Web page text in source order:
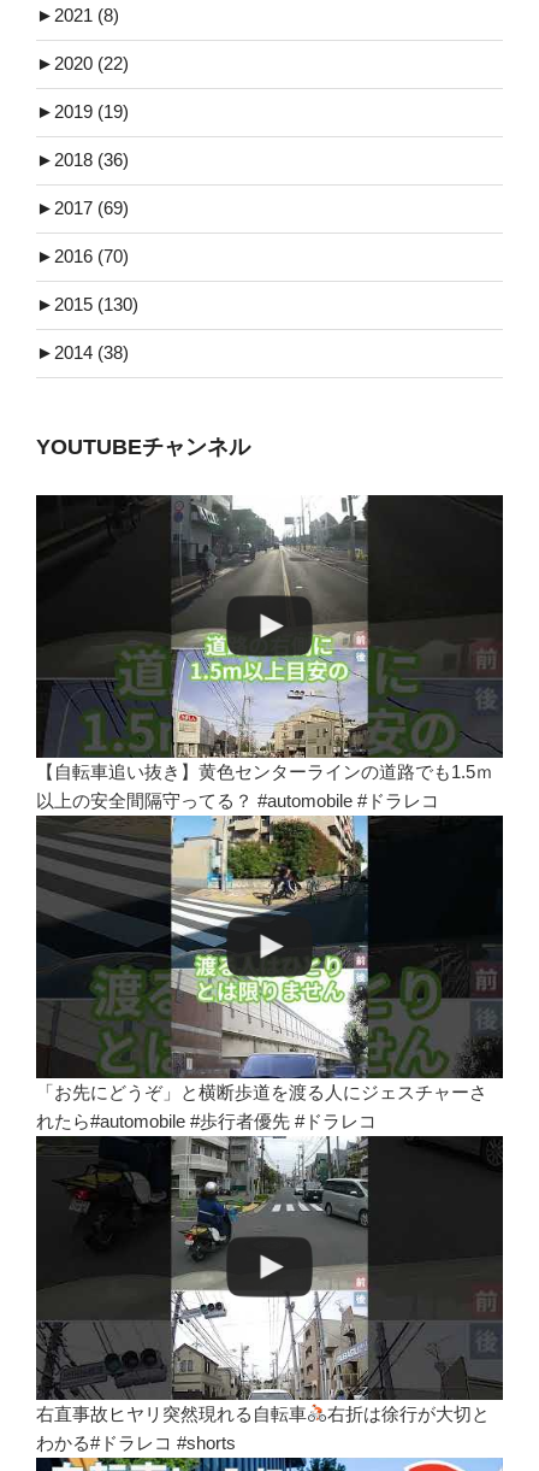
► 2021 (8)
► 2020 (22)
► 2019 (19)
► 2018 (36)
► 2017 (69)
► 2016 (70)
► 2015 (130)
► 2014 (38)
YOUTUBEチャンネル
【自転車追い抜き】黄色センターラインの道路でも1.5ｍ
以上の安全間隔守ってる？ #automobile #ドラレコ
「お先にどうぞ」と横断歩道を渡る人にジェスチャーさ
れたら#automobile #歩行者優先 #ドラレコ
右直事故ヒヤリ突然現れる自転車
右折は徐行が大切と
わかる#ドラレコ #shorts